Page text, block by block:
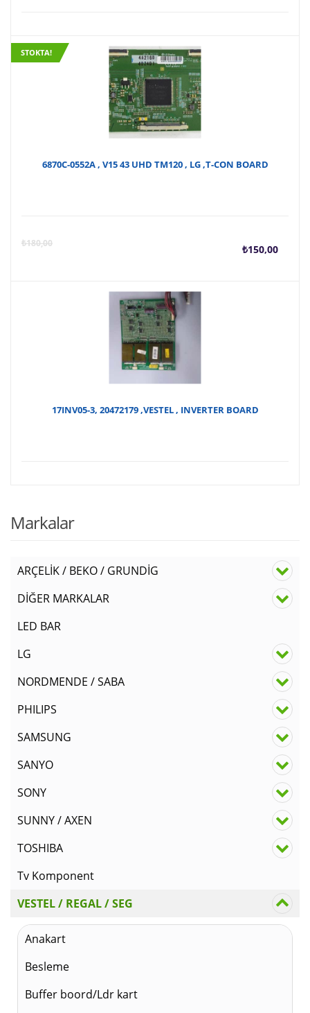
STOKTA!
6870C-0552A , V15 43 UHD TM120 , LG ,T-CON BOARD
₺180,00 ₺150,00
Şu
17INV05-3, 20472179 ,VESTEL , INVERTER BOARD
Markalar
ARÇELİK / BEKO / GRUNDİG
DİĞER MARKALAR
LED BAR
LG
NORDMENDE / SABA
PHILIPS
SAMSUNG
SANYO
SONY
SUNNY / AXEN
TOSHIBA
Tv Komponent
VESTEL / REGAL / SEG
Anakart
Besleme
Buffer boord/Ldr kart